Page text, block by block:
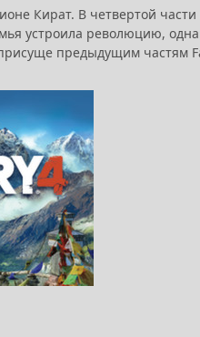
Кират. В четвертой части
устроила революцию,
предыдущим частям